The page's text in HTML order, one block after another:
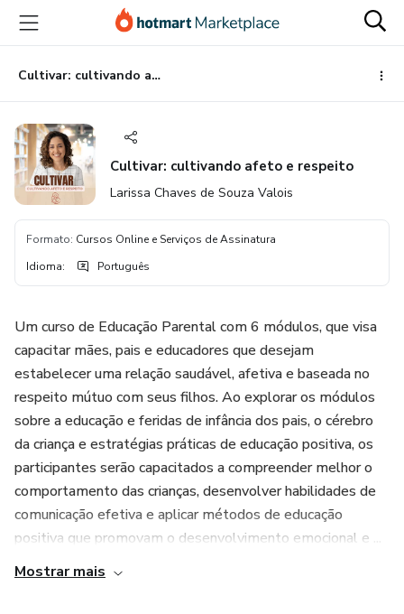
para
conteúdo
principal
para
pagamento
para
rodapé
Cultivar: cultivando afeto e respeito
Cultivar: cultivando afeto e respeito
Larissa Chaves de Souza Valois
Formato: Cursos Online e Serviços de Assinatura
Idioma: Português
Um curso de Educação Parental com 6 módulos, que visa
capacitar mães, pais e educadores que desejam
estabelecer uma relação saudável, afetiva e baseada no
respeito mútuo com seus filhos. Ao explorar os módulos
sobre a educação e feridas de infância dos pais, o cérebro
da criança e estratégias práticas de educação positiva, os
participantes serão capacitados a compreender melhor o
comportamento das crianças, desenvolver habilidades de
comunicação efetiva e aplicar métodos de educação
positiva que promovam o desenvolvimento emocional e ...
Mostrar mais